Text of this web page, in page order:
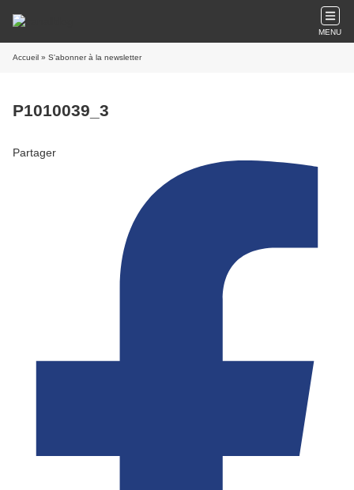
MENU
Accueil » S'abonner à la newsletter
P1010039_3
Partager